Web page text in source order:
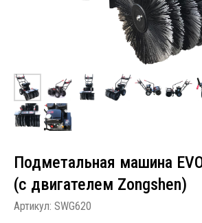
Подметальная машина
(с двигателем Zongshen)
Артикул: SWG620